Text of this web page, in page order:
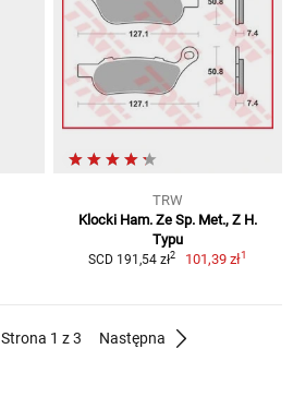
TRW
Klocki Ham. Ze Sp. Met., Z H.
Typu
SCD 191,54 zł2 101,39 zł1
Strona 1 z 3 Następna